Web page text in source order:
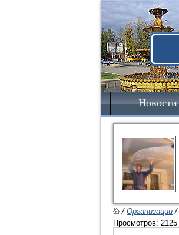
Новости
/ Организации /
Просмотров: 2125